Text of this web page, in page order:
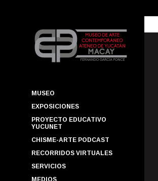
MUSEO
EXPOSICIONES
PROYECTO EDUCATIVO
YUCUNET
CHISME-ARTE PODCAST
RECORRIDOS VIRTUALES
SERVICIOS
MEDIOS